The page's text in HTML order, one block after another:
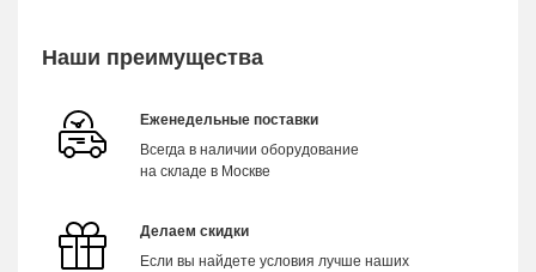
Наши преимущества
Еженедельные поставки
Всегда в наличии оборудование
на складе в Москве
Делаем скидки
Если вы найдете условия лучше наших